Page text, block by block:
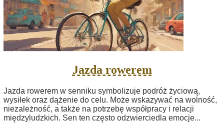
Jazda rowerem
Jazda rowerem w senniku symbolizuje podróż życiową,
wysiłek oraz dążenie do celu. Może wskazywać na wolność,
niezależność, a także na potrzebę współpracy i relacji
międzyludzkich. Sen ten często odzwierciedla emocje...